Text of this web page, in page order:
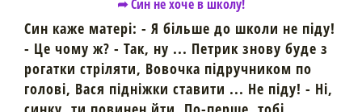
➦ Син не хоче в школу!
Син каже матері: - Я більше до школи не піду!
- Це чому ж? - Так, ну ... Петрик знову буде з
рогатки стріляти, Вовочка підручником по
голові, Вася підніжки ставити ... Не піду! - Ні,